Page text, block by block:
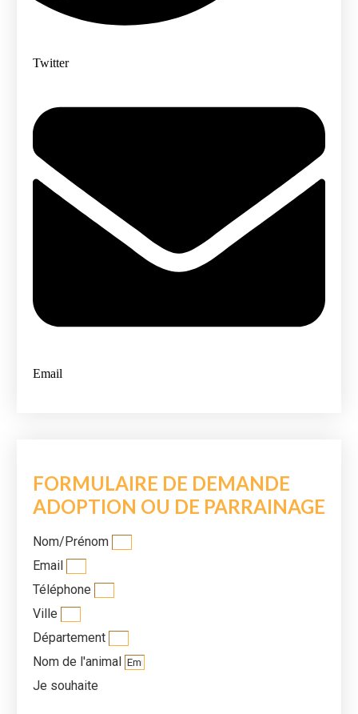
Twitter
Email
FORMULAIRE DE DEMANDE
ADOPTION OU DE PARRAINAGE
Nom/Prénom
Email
Téléphone
Ville
Département
Nom de l'animal
Je souhaite